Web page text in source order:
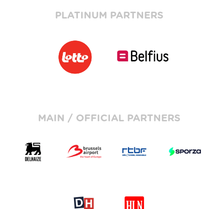
PLATINUM PARTNERS
MAIN / OFFICIAL PARTNERS